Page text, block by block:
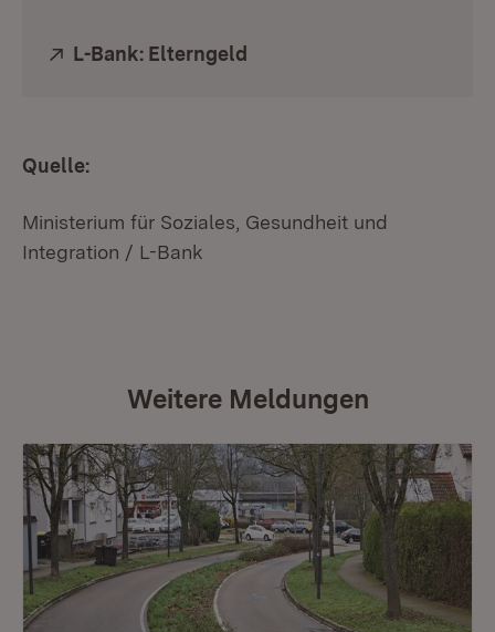
Extern:
L-Bank: Elterngeld
Quelle:
Ministerium für Soziales, Gesundheit und
Integration / L-Bank
Weitere Meldungen